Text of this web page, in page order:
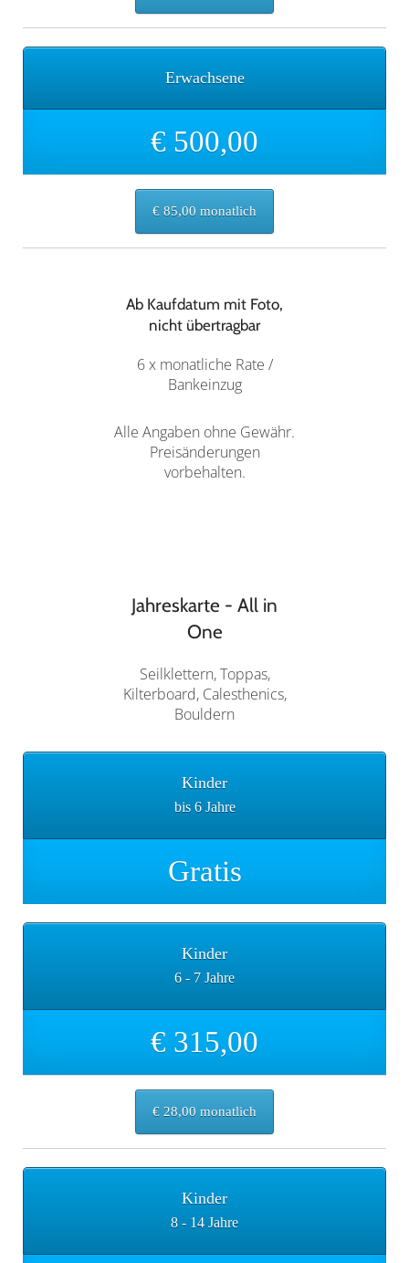
Erwachsene
€ 500,00
€ 85,00 monatlich
Ab Kaufdatum mit Foto,
nicht übertragbar
6 x monatliche Rate /
Bankeinzug
Alle Angaben ohne Gewähr.
Preisänderungen
vorbehalten.
Jahreskarte - All in
One
Seilklettern, Toppas,
Kilterboard, Calesthenics,
Bouldern
Kinder
bis 6 Jahre
Gratis
Kinder
6 - 7 Jahre
€ 315,00
€ 28,00 monatlich
Kinder
8 - 14 Jahre